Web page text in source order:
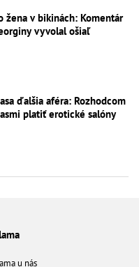
žena v bikinách: Komentár
vyvolal ošiaľ
ďalšia aféra: Rozhodcom
platiť erotické salóny
u nás